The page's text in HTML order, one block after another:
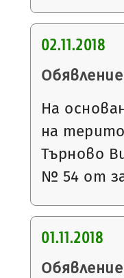
02.11.2018
Обявление
На
на
Търново
№ 54 от
01.11.2018
Обявление